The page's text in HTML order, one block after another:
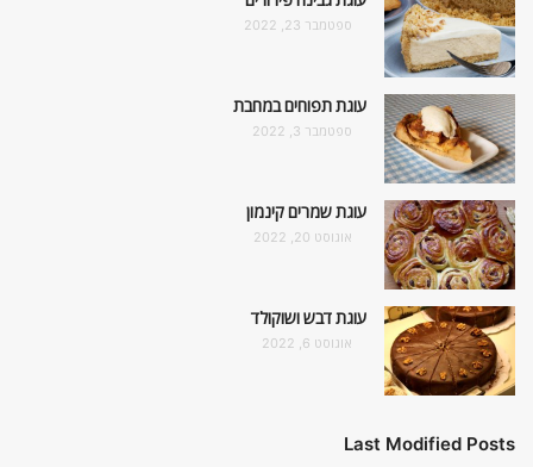
ספטמבר 23, 2022
עוגת תפוחים במחבת
ספטמבר 3, 2022
עוגת שמרים קינמון
אוגוסט 20, 2022
עוגת דבש ושוקולד
אוגוסט 6, 2022
Last Modified Posts